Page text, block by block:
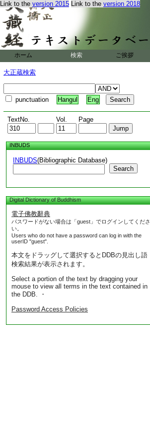
Link to the version 2015 Link to the version 2018
ホーム 検索 ご挨拶
大正蔵検索
punctuation Hangul Eng
TextNo. Vol. Page
INBUDS
INBUDS(Bibliographic Database)
Search
Digital Dictionary of Buddhism
電子佛教辭典
パスワードがない場合は「guest」でログインしてくださ
い。
Users who do not have a password can log in with the
userID "guest".
本文をドラッグして選択するとDDBの見出し語
検索結果が表示されます。
Select a portion of the text by dragging your
mouse to view all terms in the text contained in
the DDB. ・
Password Access Policies